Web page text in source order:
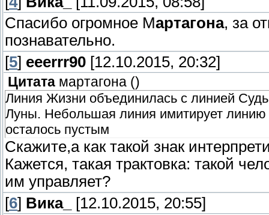
Спасибо огромное Мартагона, за
познавательно.
[5] eeerrr90 [12.10.2015, 20:32]
Цитата мартагона ()
Линия Жизни объединилась с линией
Луны. Небольшая линия имитирует
осталось пустым
Скажите,а как такой знак
Кажется, такая трактовка: такой
им управляет?
[6] Вика_
[12.10.2015, 20:55]